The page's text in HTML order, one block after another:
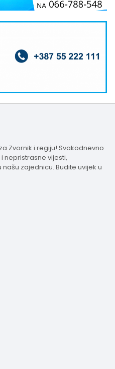
Zvornik i regiju! Svakodnevno
nepristrasne vijesti,
zajednicu. Budite uvijek u